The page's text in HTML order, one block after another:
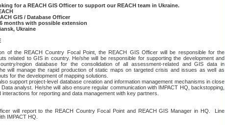
for a REACH GIS Officer to support our REACH team in Ukraine.
GIS / Database Officer
months with possible extension
Ukraine
of the REACH Country Focal Point, the REACH GIS Officer will be responsible for the
related to GIS in country. He/she will be responsible for supporting the development and
region database for the consolidation of all assessment-related and GIS data in
will manage the rapid production of static maps on targeted crisis and issues as well as
for the development of mapping solutions.
support project-level database creation and information management mechanisms in close
analyst. He/she will also ensure regular communication with IMPACT HQ, backstopping,
for reporting and data management with key partners.
will report to the REACH Country Focal Point and REACH GIS Manager in HQ. Line
IMPACT HQ.